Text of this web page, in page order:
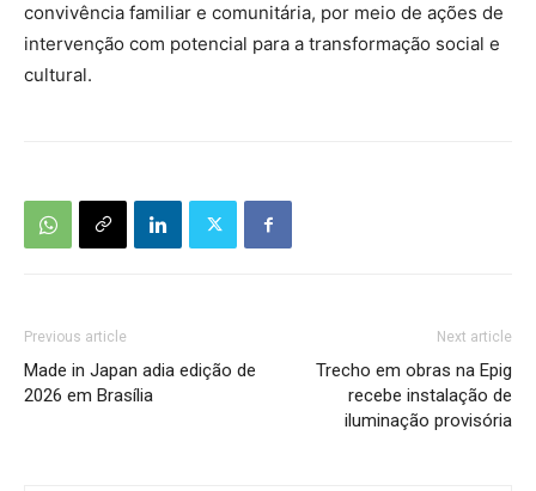
convivência familiar e comunitária, por meio de ações de
intervenção com potencial para a transformação social e
cultural.
Previous article
Made in Japan adia edição de
2026 em Brasília
Next article
Trecho em obras na Epig
recebe instalação de
iluminação provisória